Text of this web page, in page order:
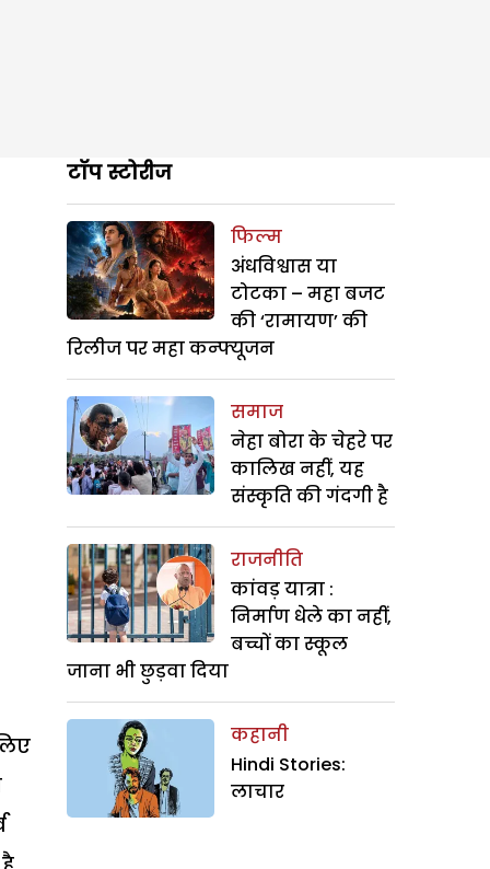
टॉप स्टोरीज
फिल्म
अंधविश्वास या
टोटका – महा बजट
की ‘रामायण’ की
रिलीज पर महा कन्फ्यूजन
समाज
नेहा बोरा के चेहरे पर
कालिख नहीं, यह
संस्कृति की गंदगी है
राजनीति
कांवड़ यात्रा :
निर्माण धेले का नहीं,
बच्चों का स्कूल
जाना भी छुड़वा दिया
कहानी
Hindi Stories:
लाचार